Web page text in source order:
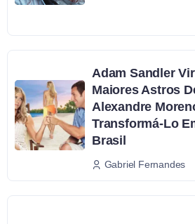
Adam Sandler
Maiores Astros
Alexandre
Transformá-Lo
Brasil
Gabriel Fernandes